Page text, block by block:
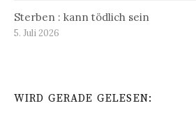
Sterben : kann tödlich sein
5. Juli 2026
WIRD GERADE GELESEN: